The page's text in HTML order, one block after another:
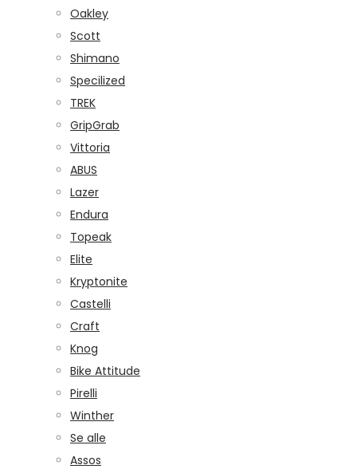
Oakley
Scott
Shimano
Specilized
TREK
GripGrab
Vittoria
ABUS
Lazer
Endura
Topeak
Elite
Kryptonite
Castelli
Craft
Knog
Bike Attitude
Pirelli
Winther
Se alle
Assos